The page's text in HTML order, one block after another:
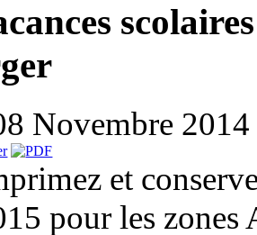
Novembre
et
pour les zones